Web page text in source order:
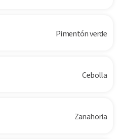
Pimentón verde
Cebolla
Zanahoria